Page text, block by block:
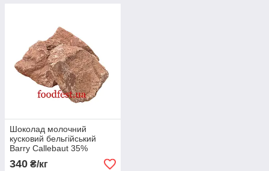
Шоколад молочний
кусковий бельгійський
Barry Callebaut 35%
(пакування 1 кг)
340 ₴/кг